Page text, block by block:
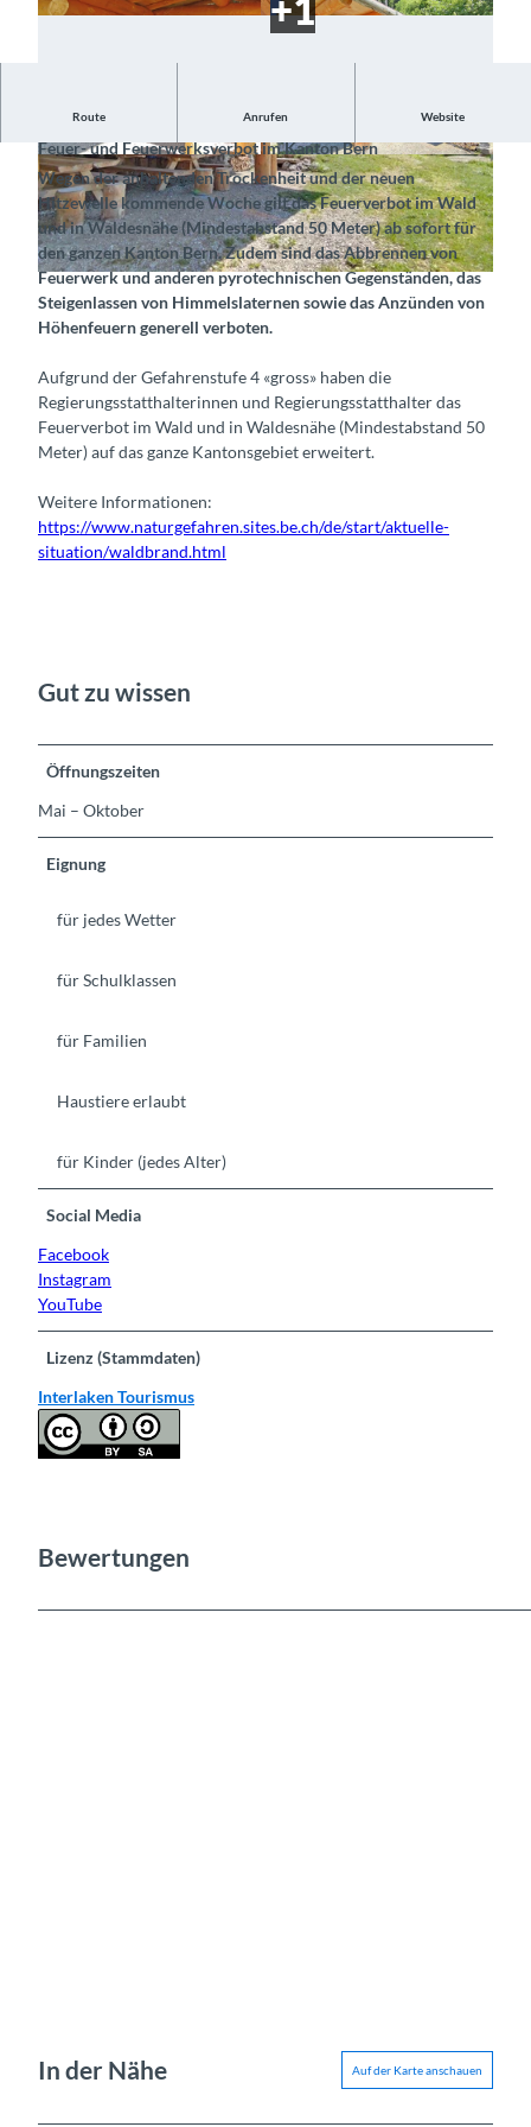
©CC-BY-SA
© Naturpark Diemtigtal, Interlaken Tourismus |
CC-BY-SA
©CC-BY-SA
Route Anrufen Website
Hinweis 23.7.2026
Feuer- und Feuerwerksverbot im Kanton Bern
Wegen der anhaltenden Trockenheit und der neuen
Hitzewelle kommende Woche gilt das Feuerverbot im Wald
und in Waldesnähe (Mindestabstand 50 Meter) ab sofort für
den ganzen Kanton Bern. Zudem sind das Abbrennen von
Feuerwerk und anderen pyrotechnischen Gegenständen, das
Steigenlassen von Himmelslaternen sowie das Anzünden von
Höhenfeuern generell verboten.
Aufgrund der Gefahrenstufe 4 «gross» haben die
Regierungsstatthalterinnen und Regierungsstatthalter das
Feuerverbot im Wald und in Waldesnähe (Mindestabstand 50
Meter) auf das ganze Kantonsgebiet erweitert.
Weitere Informationen:
https://www.naturgefahren.sites.be.ch/de/start/aktuelle-
situation/waldbrand.html
Gut zu wissen
Öffnungszeiten
Mai – Oktober
Eignung
für jedes Wetter
für Schulklassen
für Familien
Haustiere erlaubt
für Kinder (jedes Alter)
Social Media
Facebook
Instagram
YouTube
Lizenz (Stammdaten)
Interlaken Tourismus
Bewertungen
In der Nähe Auf der Karte anschauen